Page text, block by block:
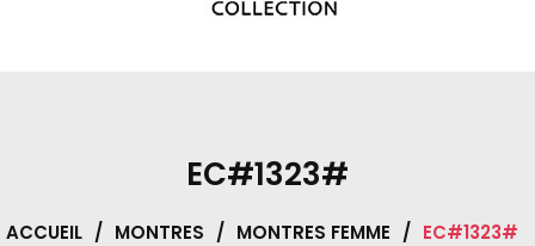
EC#1323#
ACCUEIL / MONTRES / MONTRES FEMME / EC#1323#